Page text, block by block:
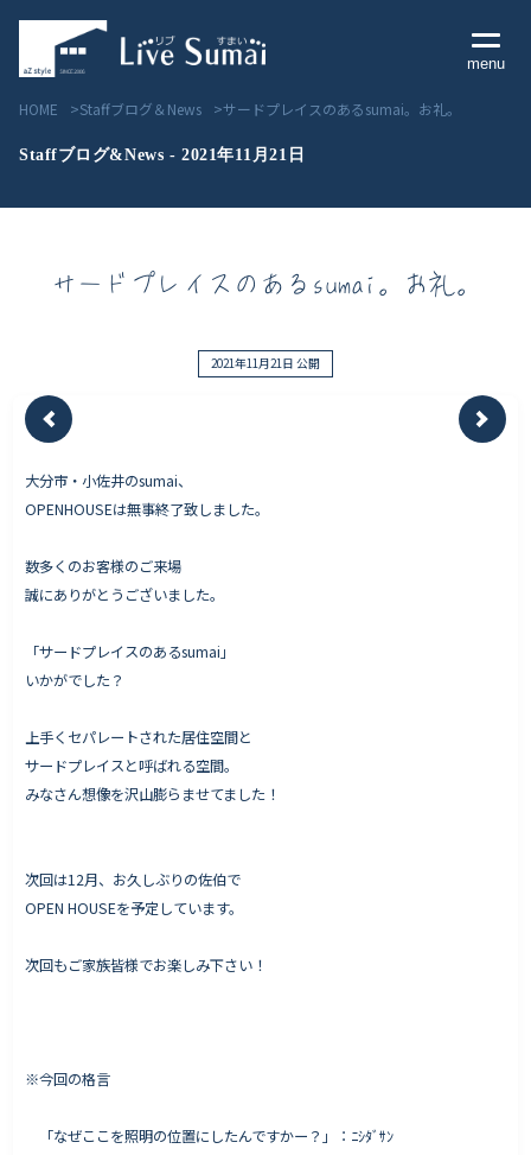
menu
Livesumai 住宅標準性能
Livesumai 保証について
見学会／モデルハウス情報
オーナー様の声
よくいただくご質問
お役立ちコラム
会社情報
スタッフ紹介
HOME Staffブログ＆News サードプレイスのあるsumai。お礼。
Staffブログ&News - 2021年11月21日
サードプレイスのあるsumai。お礼。
2021年11月21日 公開
大分市・小佐井のsumai、
OPENHOUSEは無事終了致しました。
数多くのお客様のご来場
誠にありがとうございました。
「サードプレイスのあるsumai」
いかがでした？
上手くセパレートされた居住空間と
サードプレイスと呼ばれる空間。
みなさん想像を沢山膨らませてました！
次回は12月、お久しぶりの佐伯で
OPEN HOUSEを予定しています。
次回もご家族皆様でお楽しみ下さい！
※今回の格言
「なぜここを照明の位置にしたんですかー？」：ﾆｼﾀﾞｻﾝ